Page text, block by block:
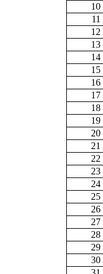
10
11
12
13
14
15
16
17
18
19
20
21
22
23
24
25
26
27
28
29
30